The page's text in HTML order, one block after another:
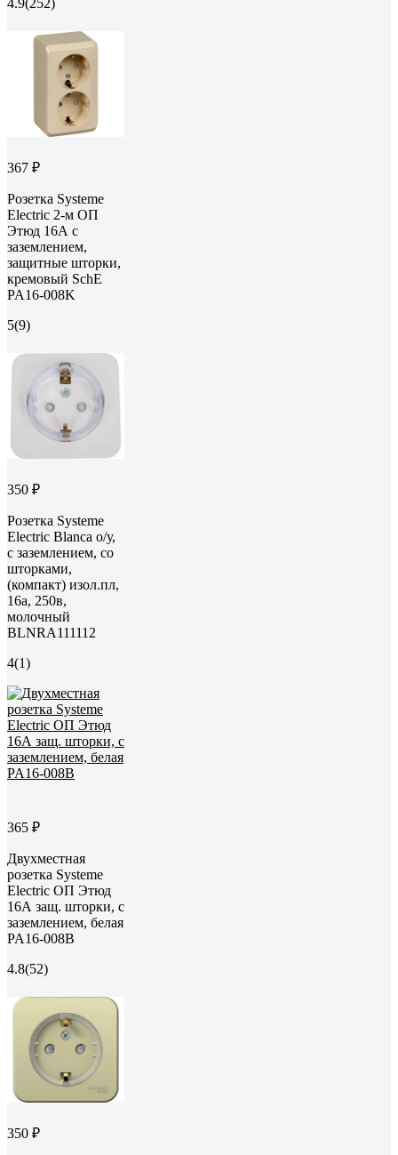
367 ₽
Розетка Systeme
Electric 2-м ОП
Этюд 16А с
заземлением,
защитные шторки,
кремовый SchE
PA16-008K
5(9)
350 ₽
Розетка Systeme
Electric Blanca о/у,
с заземлением, со
шторками,
(компакт) изол.пл,
16а, 250в,
молочный
BLNRA111112
4(1)
365 ₽
Двухместная
розетка Systeme
Electric ОП Этюд
16А защ. шторки, с
заземлением, белая
PA16-008B
4.8(52)
350 ₽